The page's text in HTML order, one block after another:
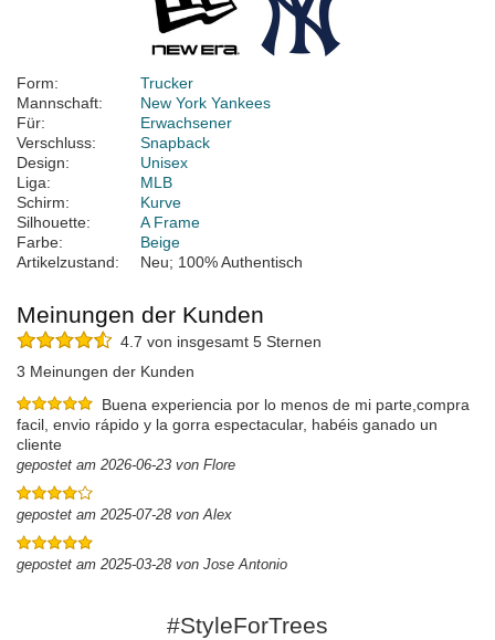
Form:
Trucker
Mannschaft:
New York Yankees
Für:
Erwachsener
Verschluss:
Snapback
Design:
Unisex
Liga:
MLB
Schirm:
Kurve
Silhouette:
A Frame
Farbe:
Beige
Artikelzustand:
Neu; 100% Authentisch
Meinungen der Kunden
4.7 von insgesamt 5 Sternen
3 Meinungen der Kunden
Buena experiencia por lo menos de mi parte,compra
facil, envio rápido y la gorra espectacular, habéis ganado un
cliente
gepostet am 2026-06-23 von Flore
gepostet am 2025-07-28 von Alex
gepostet am 2025-03-28 von Jose Antonio
#StyleForTrees